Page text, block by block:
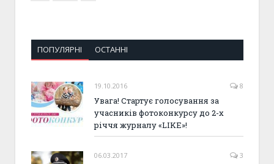
ПОПУЛЯРНІ ОСТАННІ
19.10.2016 8
Увага! Стартує голосування за
учасників фотоконкурсу до 2-х
річчя журналу «LIKE»!
06.03.2017 3